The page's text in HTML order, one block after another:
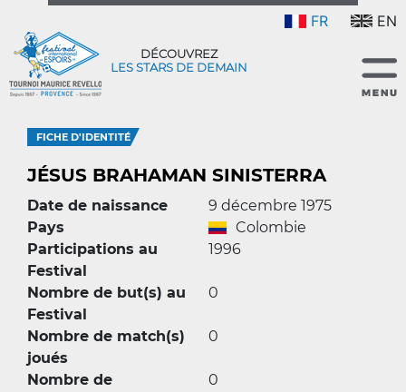
FR EN
DÉCOUVREZ
LES STARS DE DEMAIN
FICHE D'IDENTITÉ
JÉSUS BRAHAMAN SINISTERRA
Date de naissance
9 décembre 1975
Pays
Colombie
Participations au
Festival
1996
Nombre de but(s) au
Festival
0
Nombre de match(s)
joués
0
Nombre de
0